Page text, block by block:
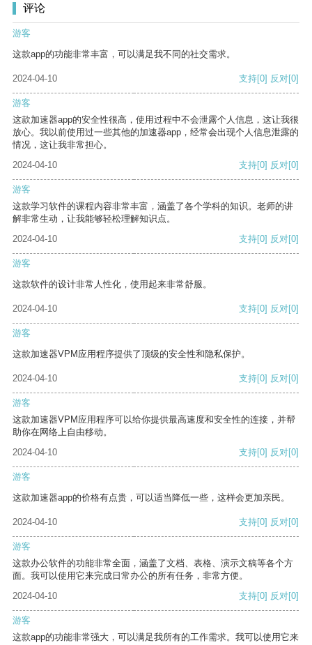
评论
游客
这款app的功能非常丰富，可以满足我不同的社交需求。
2024-04-10 支持[0] 反对[0]
游客
这款加速器app的安全性很高，使用过程中不会泄露个人信息，这让我很
放心。我以前使用过一些其他的加速器app，经常会出现个人信息泄露的
情况，这让我非常担心。
2024-04-10
支持[0] 反对[0]
游客
这款学习软件的课程内容非常丰富，涵盖了各个学科的知识。老师的讲
解非常生动，让我能够轻松理解知识点。
2024-04-10
支持[0] 反对[0]
游客
这款软件的设计非常人性化，使用起来非常舒服。
2024-04-10 支持[0] 反对[0]
游客
这款加速器VPM应用程序提供了顶级的安全性和隐私保护。
2024-04-10 支持[0] 反对[0]
游客
这款加速器VPM应用程序可以给你提供最高速度和安全性的连接，并帮
助你在网络上自由移动。
2024-04-10
支持[0] 反对[0]
游客
这款加速器app的价格有点贵，可以适当降低一些，这样会更加亲民。
2024-04-10 支持[0] 反对[0]
游客
这款办公软件的功能非常全面，涵盖了文档、表格、演示文稿等各个方
面。我可以使用它来完成日常办公的所有任务，非常方便。
2024-04-10
支持[0] 反对[0]
游客
这款app的功能非常强大，可以满足我所有的工作需求。我可以使用它来